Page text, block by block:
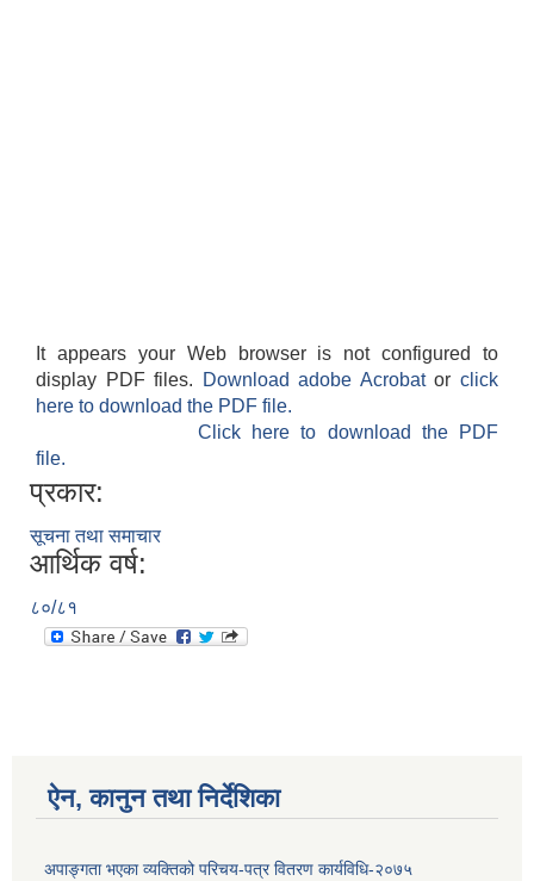
It appears your Web browser is not configured to
display PDF files.
Download adobe Acrobatorclick
here to download the PDF file.
Click here to download the PDF
file.
प्रकार:
सूचना तथा समाचार
आर्थिक वर्ष:
८०/८१
ऐन, कानुन तथा निर्देशिका
अपाङ्गता भएका व्यक्तिको परिचय-पत्र वितरण कार्यविधि-२०७५